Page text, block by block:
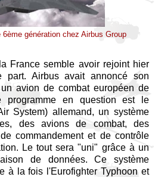
génération chez Airbus Group
France semble avoir rejoint hier
Airbus avait annoncé son
avion de combat européen de
programme en question est le
System) allemand, un système
des avions de combat, des
commandement et de contrôle
Le tout sera "uni" grâce à un
de données. Ce système
à la fois l'Eurofighter Typhoon et